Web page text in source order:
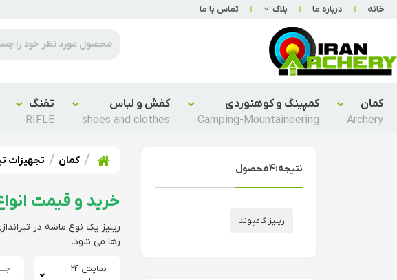
خانه درباره ما بلاگ تماس با ما
کمان
Archery
کمپینگ و کوهنوردی
Camping-Mountaineering
کفش و لباس
shoes and clothes
تفنگ
RIFLE
کمان تجهیزات
خرید و قیمت
ریلیز یک نوع ماشه در
رها می شود.
نمایش 24
نتیجه:4محصول
ریلیز کامپوند